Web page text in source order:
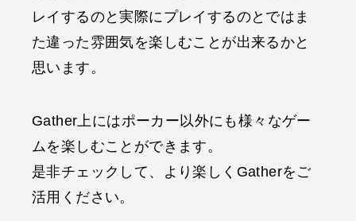
レイするのと実際にプレイするのとではま
た違った雰囲気を楽しむことが出来るかと
思います。
Gather上にはポーカー以外にも様々なゲー
ムを楽しむことができます。
是非チェックして、より楽しくGatherをご
活用ください。